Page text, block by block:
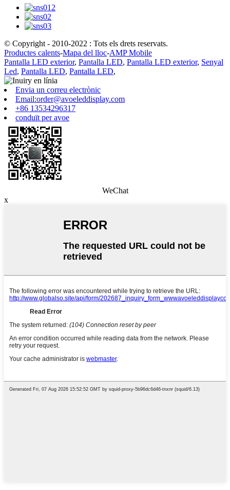
© Copyright - 2010-2022 : Tots els drets reservats.
Productes calents-Mapa del lloc-AMP Mobile
Pantalla LED exterior, Pantalla LED, Pantalla LED exterior, Senyal
Led, Pantalla LED, Pantalla LED,
Envia un correu electrònic
Email:order@avoeleddisplay.com
+86 13534296317
conduït per avoe
WeChat
x